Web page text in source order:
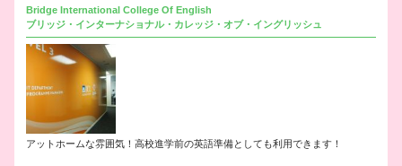
Bridge International College Of English
ブリッジ・インターナショナル・カレッジ・オブ・イングリッシュ
アットホームな雰囲気！高校進学前の英語準備としても利用できます！